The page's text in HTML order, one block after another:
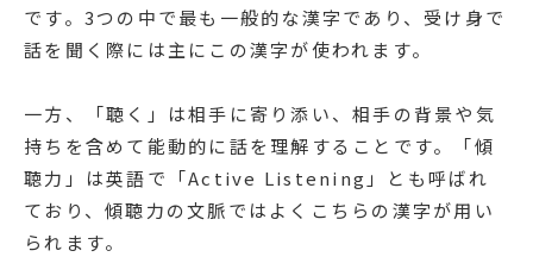
です。3つの中で最も一般的な漢字であり、受け身で
話を聞く際には主にこの漢字が使われます。
一方、「聴く」は相手に寄り添い、相手の背景や気
持ちを含めて能動的に話を理解することです。「傾
聴力」は英語で「Active Listening」とも呼ばれ
ており、傾聴力の文脈ではよくこちらの漢字が用い
られます。